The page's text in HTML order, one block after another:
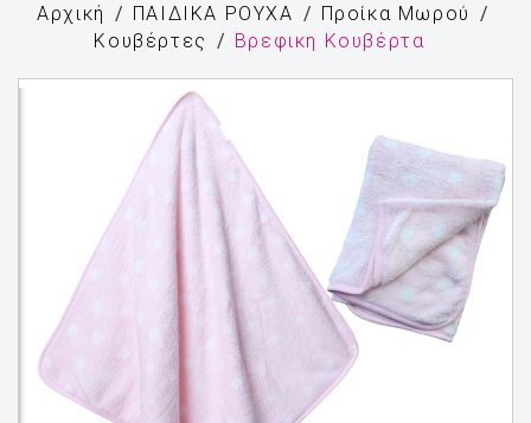
Αρχική ΠΑΙΔΙΚΑ ΡΟΥΧΑ
Προίκα Μωρού
Κουβέρτες
Βρεφικη Κουβέρτα